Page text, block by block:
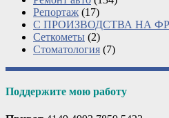
Репортаж (17)
С ПРОИЗВОДСТВА НА
Сеткометы (2)
Стоматология (7)
Поддержите мою работу